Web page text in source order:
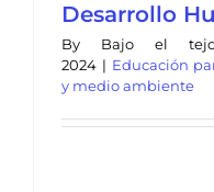
Desarrollo
By Bajo el
2024 | Educación
y medio ambiente